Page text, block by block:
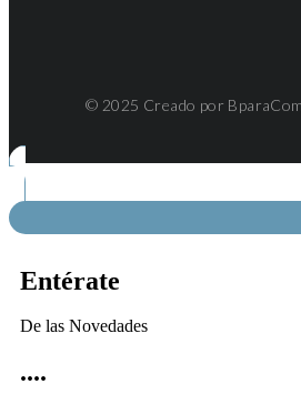
© 2025 Creado por
Entérate
De las Novedades
....